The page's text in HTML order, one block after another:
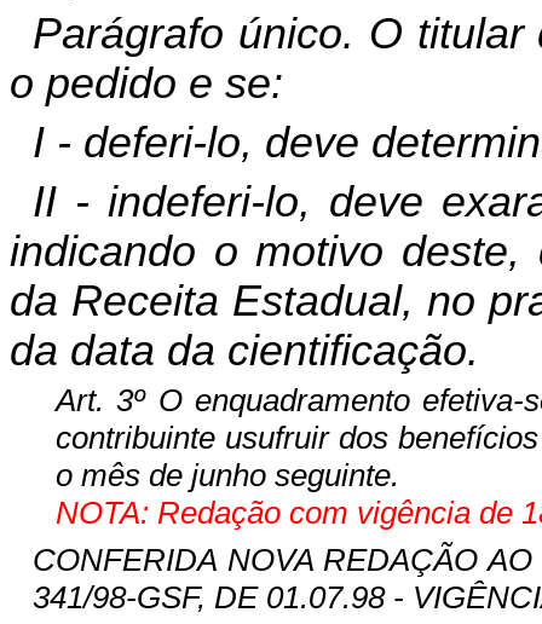
Parágrafo único. O
o pedido e se:
I - deferi-lo, deve
II - indeferi-lo, deve
indicando o motivo
da Receita Estadual, no
da data da cientificação.
Art. 3º O enquadramento
contribuinte usufruir dos
o mês de junho seguinte.
NOTA: Redação com vigência de
CONFERIDA NOVA REDAÇÃO
341/98-GSF, DE 01.07.98 -